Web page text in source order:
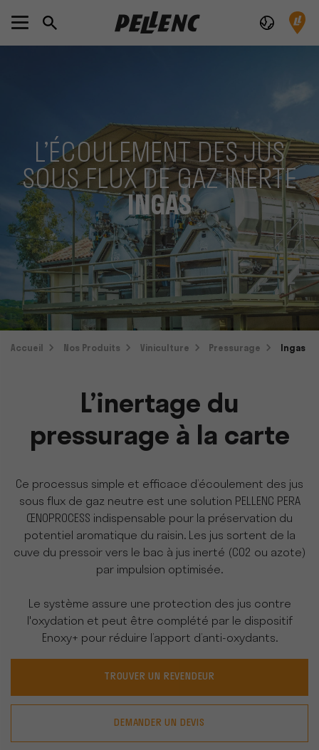
L’ÉCOULEMENT DES JUS
SOUS FLUX DE GAZ INERTE
INGAS
Accueil Nos Produits Viniculture Pressurage Ingas
L’inertage du
pressurage à la carte
Ce processus simple et efficace d’écoulement des jus
sous flux de gaz neutre est une solution PELLENC PERA
ŒNOPROCESS indispensable pour la préservation du
potentiel aromatique du raisin. Les jus sortent de la
cuve du pressoir vers le bac à jus inerté (CO2 ou azote)
par impulsion optimisée.
Le système assure une protection des jus contre
l'oxydation et peut être complété par le dispositif
Enoxy+ pour réduire l’apport d’anti-oxydants.
TROUVER UN REVENDEUR
DEMANDER UN DEVIS